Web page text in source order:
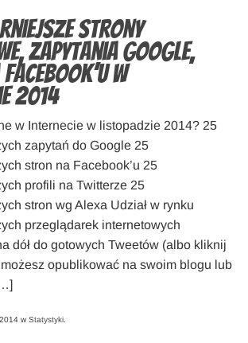
strony
zapytania Google,
w
2014
w Internecie w listopadzie 2014? 25
zapytań do Google 25
stron na Facebook’u 25
profili na Twitterze 25
stron wg Alexa Udział w rynku
przeglądarek internetowych
dół do gotowych Tweetów (albo kliknij
opublikować na swoim blogu lub
w Statystyki